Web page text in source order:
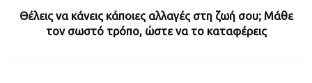
Θέλεις να κάνεις κάποιες αλλαγές στη ζωή σου; Μάθε
τον σωστό τρόπο, ώστε να το καταφέρεις